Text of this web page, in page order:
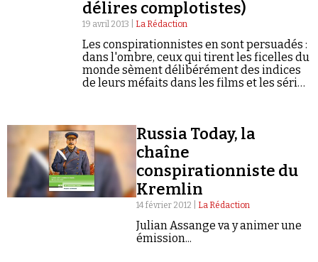
délires complotistes)
19 avril 2013 | La Rédaction
Les conspirationnistes en sont persuadés :
dans l'ombre, ceux qui tirent les ficelles du
monde sèment délibérément des indices
de leurs méfaits dans les films et les séries
Russia Today, la
chaîne
conspirationniste du
Kremlin
14 février 2012 | La Rédaction
Julian Assange va y animer une
émission...